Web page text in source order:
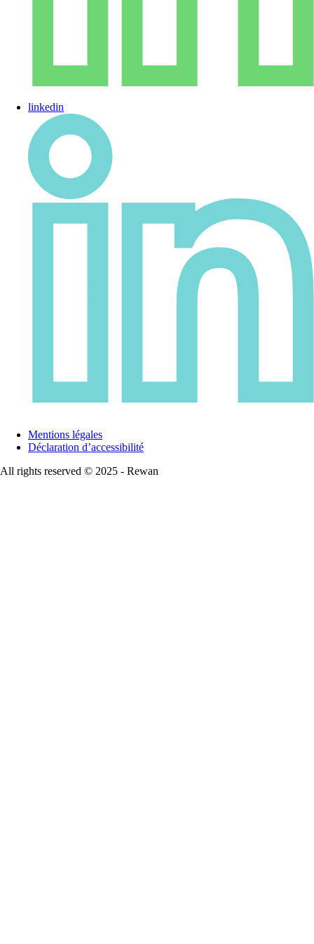
linkedin
Mentions légales
Déclaration d’accessibilité
All rights reserved © 2025 - Rewan